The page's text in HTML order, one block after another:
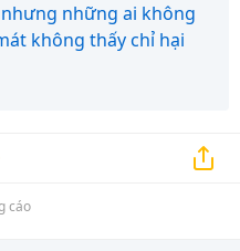
những ai không
không thấy chỉ hại
cáo